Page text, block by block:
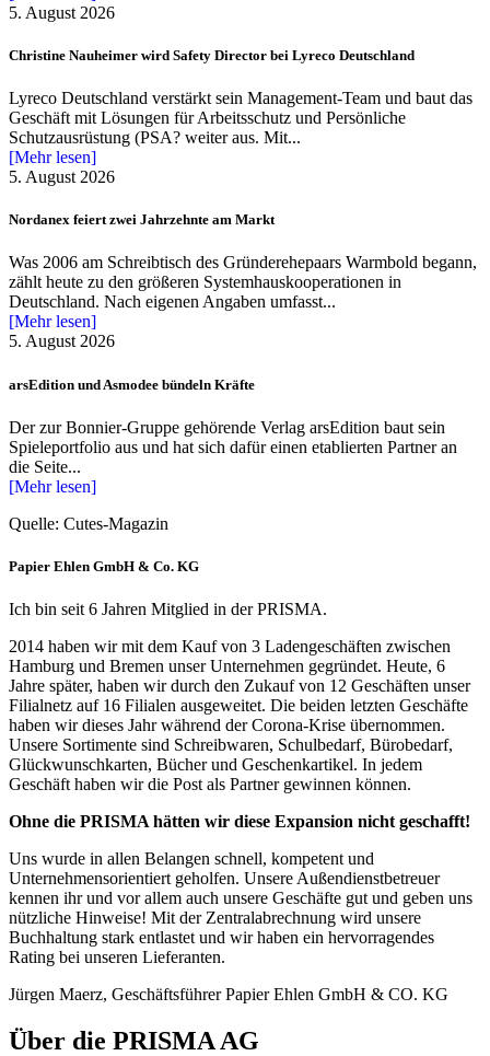
5. August 2026
Christine Nauheimer wird Safety Director bei Lyreco Deutschland
Lyreco Deutschland verstärkt sein Management-Team und baut das
Geschäft mit Lösungen für Arbeitsschutz und Persönliche
Schutzausrüstung (PSA? weiter aus. Mit...
[Mehr lesen]
5. August 2026
Nordanex feiert zwei Jahrzehnte am Markt
Was 2006 am Schreibtisch des Gründerehepaars Warmbold begann,
zählt heute zu den größeren Systemhauskooperationen in
Deutschland. Nach eigenen Angaben umfasst...
[Mehr lesen]
5. August 2026
arsEdition und Asmodee bündeln Kräfte
Der zur Bonnier-Gruppe gehörende Verlag arsEdition baut sein
Spieleportfolio aus und hat sich dafür einen etablierten Partner an
die Seite...
[Mehr lesen]
Quelle: Cutes-Magazin
Papier Ehlen GmbH & Co. KG
Ich bin seit 6 Jahren Mitglied in der PRISMA.
2014 haben wir mit dem Kauf von 3 Ladengeschäften zwischen
Hamburg und Bremen unser Unternehmen gegründet. Heute, 6
Jahre später, haben wir durch den Zukauf von 12 Geschäften unser
Filialnetz auf 16 Filialen ausgeweitet. Die beiden letzten Geschäfte
haben wir dieses Jahr während der Corona-Krise übernommen.
Unsere Sortimente sind Schreibwaren, Schulbedarf, Bürobedarf,
Glückwunschkarten, Bücher und Geschenkartikel. In jedem
Geschäft haben wir die Post als Partner gewinnen können.
Ohne die PRISMA hätten wir diese Expansion nicht geschafft!
Uns wurde in allen Belangen schnell, kompetent und
Unternehmensorientiert geholfen. Unsere Außendienstbetreuer
kennen ihr und vor allem auch unsere Geschäfte gut und geben uns
nützliche Hinweise! Mit der Zentralabrechnung wird unsere
Buchhaltung stark entlastet und wir haben ein hervorragendes
Rating bei unseren Lieferanten.
Jürgen Maerz, Geschäftsführer Papier Ehlen GmbH & CO. KG
Über die PRISMA AG